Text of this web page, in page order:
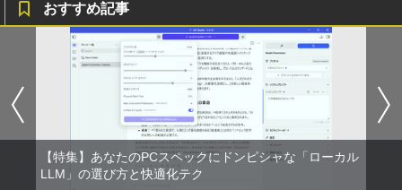
富士通 Fujitsu 液晶モニター VL-17CST
17インチ スクエア ホワイト LCD LEDバ
ックライト SXGA 1280×1024 TNパネル
非光沢 ノングレア DVI VESA準拠 ディス
プレイ 【中古】
￥2,750
ちいかわ なんか小さくてかわいいやつ
（1） （ワイドKC） [ ナガノ ]
￥1,100
羽生結弦（2027年1月始まりカレンダ
おすすめ記事
【特集】あなたのPCスペックにドンピシャな「ローカル
LLM」の選び方と快適化テク